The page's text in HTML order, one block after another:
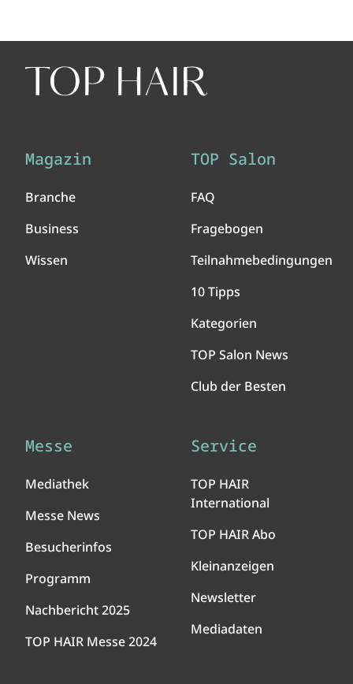
Magazin
Branche
Business
Wissen
TOP Salon
FAQ
Fragebogen
Teilnahmebedingungen
10 Tipps
Kategorien
TOP Salon News
Club der Besten
Messe
Mediathek
Messe News
Besucherinfos
Programm
Nachbericht 2025
TOP HAIR Messe 2024
Service
TOP HAIR
International
TOP HAIR Abo
Kleinanzeigen
Newsletter
Mediadaten